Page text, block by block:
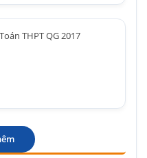
Toán THPT QG 2017